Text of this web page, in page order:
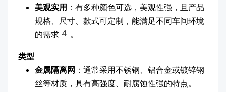
美观实用 ：有多种颜色可选，美观性强，且产品
规格、尺寸、款式可定制，能满足不同车间环境
的需求 4 。
类型
金属隔离网 ：通常采用不锈钢、铝合金或镀锌钢
丝等材质，具有高强度、耐腐蚀性强的特点。